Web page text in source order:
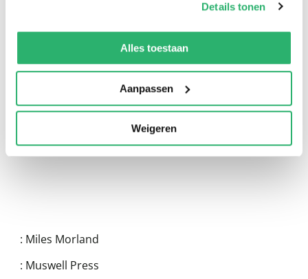
We werken samen met13 derdendie uw gegevens
kunnen ontvangen en verwerken.
Details tonen
Alles toestaan
Aanpassen
Weigeren
: Miles Morland
: Muswell Press